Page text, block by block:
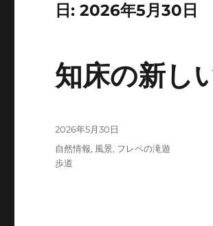
日:2026年5月30日
知床の新し
投
稿
日:
2026年5月30日
カ
テ
自然情報, 風景, フレペの滝遊
歩道